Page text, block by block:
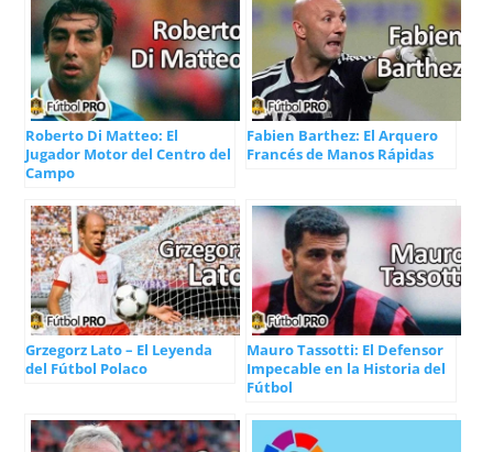
Roberto Di Matteo: El
Jugador Motor del Centro del
Campo
Fabien Barthez: El Arquero
Francés de Manos Rápidas
Grzegorz Lato – El Leyenda
del Fútbol Polaco
Mauro Tassotti: El Defensor
Impecable en la Historia del
Fútbol